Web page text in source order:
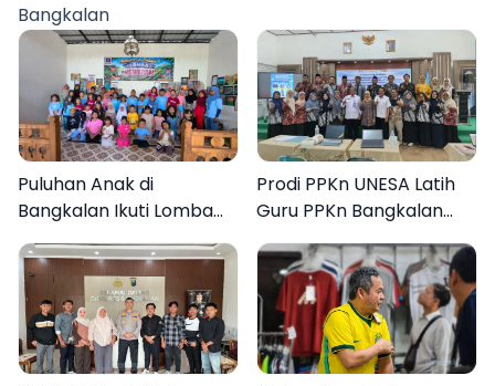
Bangkalan
Puluhan Anak di
Bangkalan Ikuti Lomba
Mewarnai Bertema
Liburan Keluarga
Prodi PPKn UNESA Latih
Guru PPKn Bangkalan
dengan Pembelajaran
Inovasi Teknologi